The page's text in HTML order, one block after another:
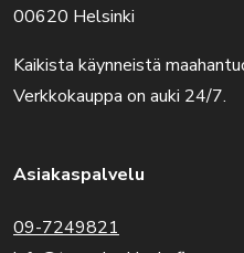
00620 Helsinki
Kaikista käynneistä
Verkkokauppa on auki 24/7.
Asiakaspalvelu
09-7249821